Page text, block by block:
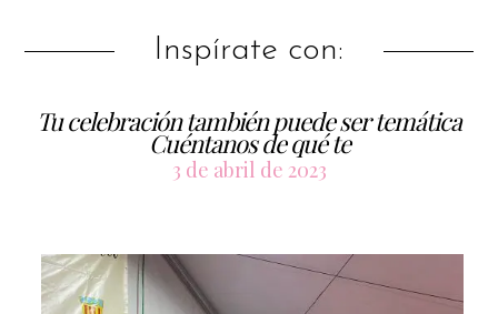
Inspírate con:
Tu celebración también puede ser temática
Cuéntanos de qué te
3 de abril de 2023